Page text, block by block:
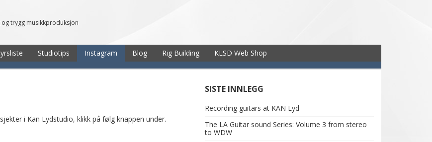
trygg musikkproduksjon
Studiotips Instagram Blog Rig Building KLSD Web Shop
i Kan Lydstudio, klikk på følg knappen under.
SISTE INNLEGG
Recording guitars at KAN Lyd
The LA Guitar sound Series: Volume 3 from stereo
to WDW